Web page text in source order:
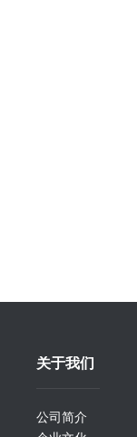
关于我们
公司简介